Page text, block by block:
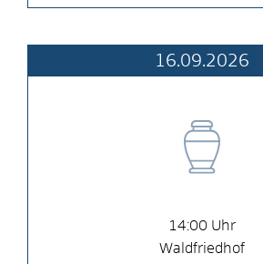
16.09.2026
14:00
Waldfriedhof